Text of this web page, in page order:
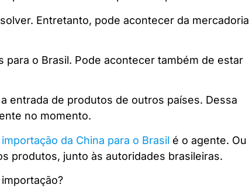
Entretanto, pode acontecer da mercadoria
o Brasil. Pode acontecer também de estar
entrada de produtos de outros países. Dessa
no momento.
da China para o Brasil é o agente. Ou
produtos, junto às autoridades brasileiras.